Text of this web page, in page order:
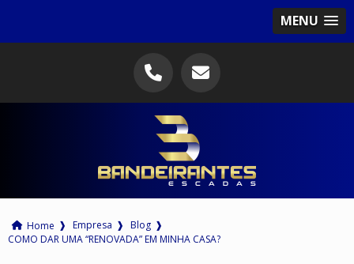
MENU
Home ❱ Empresa ❱ Blog ❱
COMO DAR UMA “RENOVADA” EM MINHA CASA?